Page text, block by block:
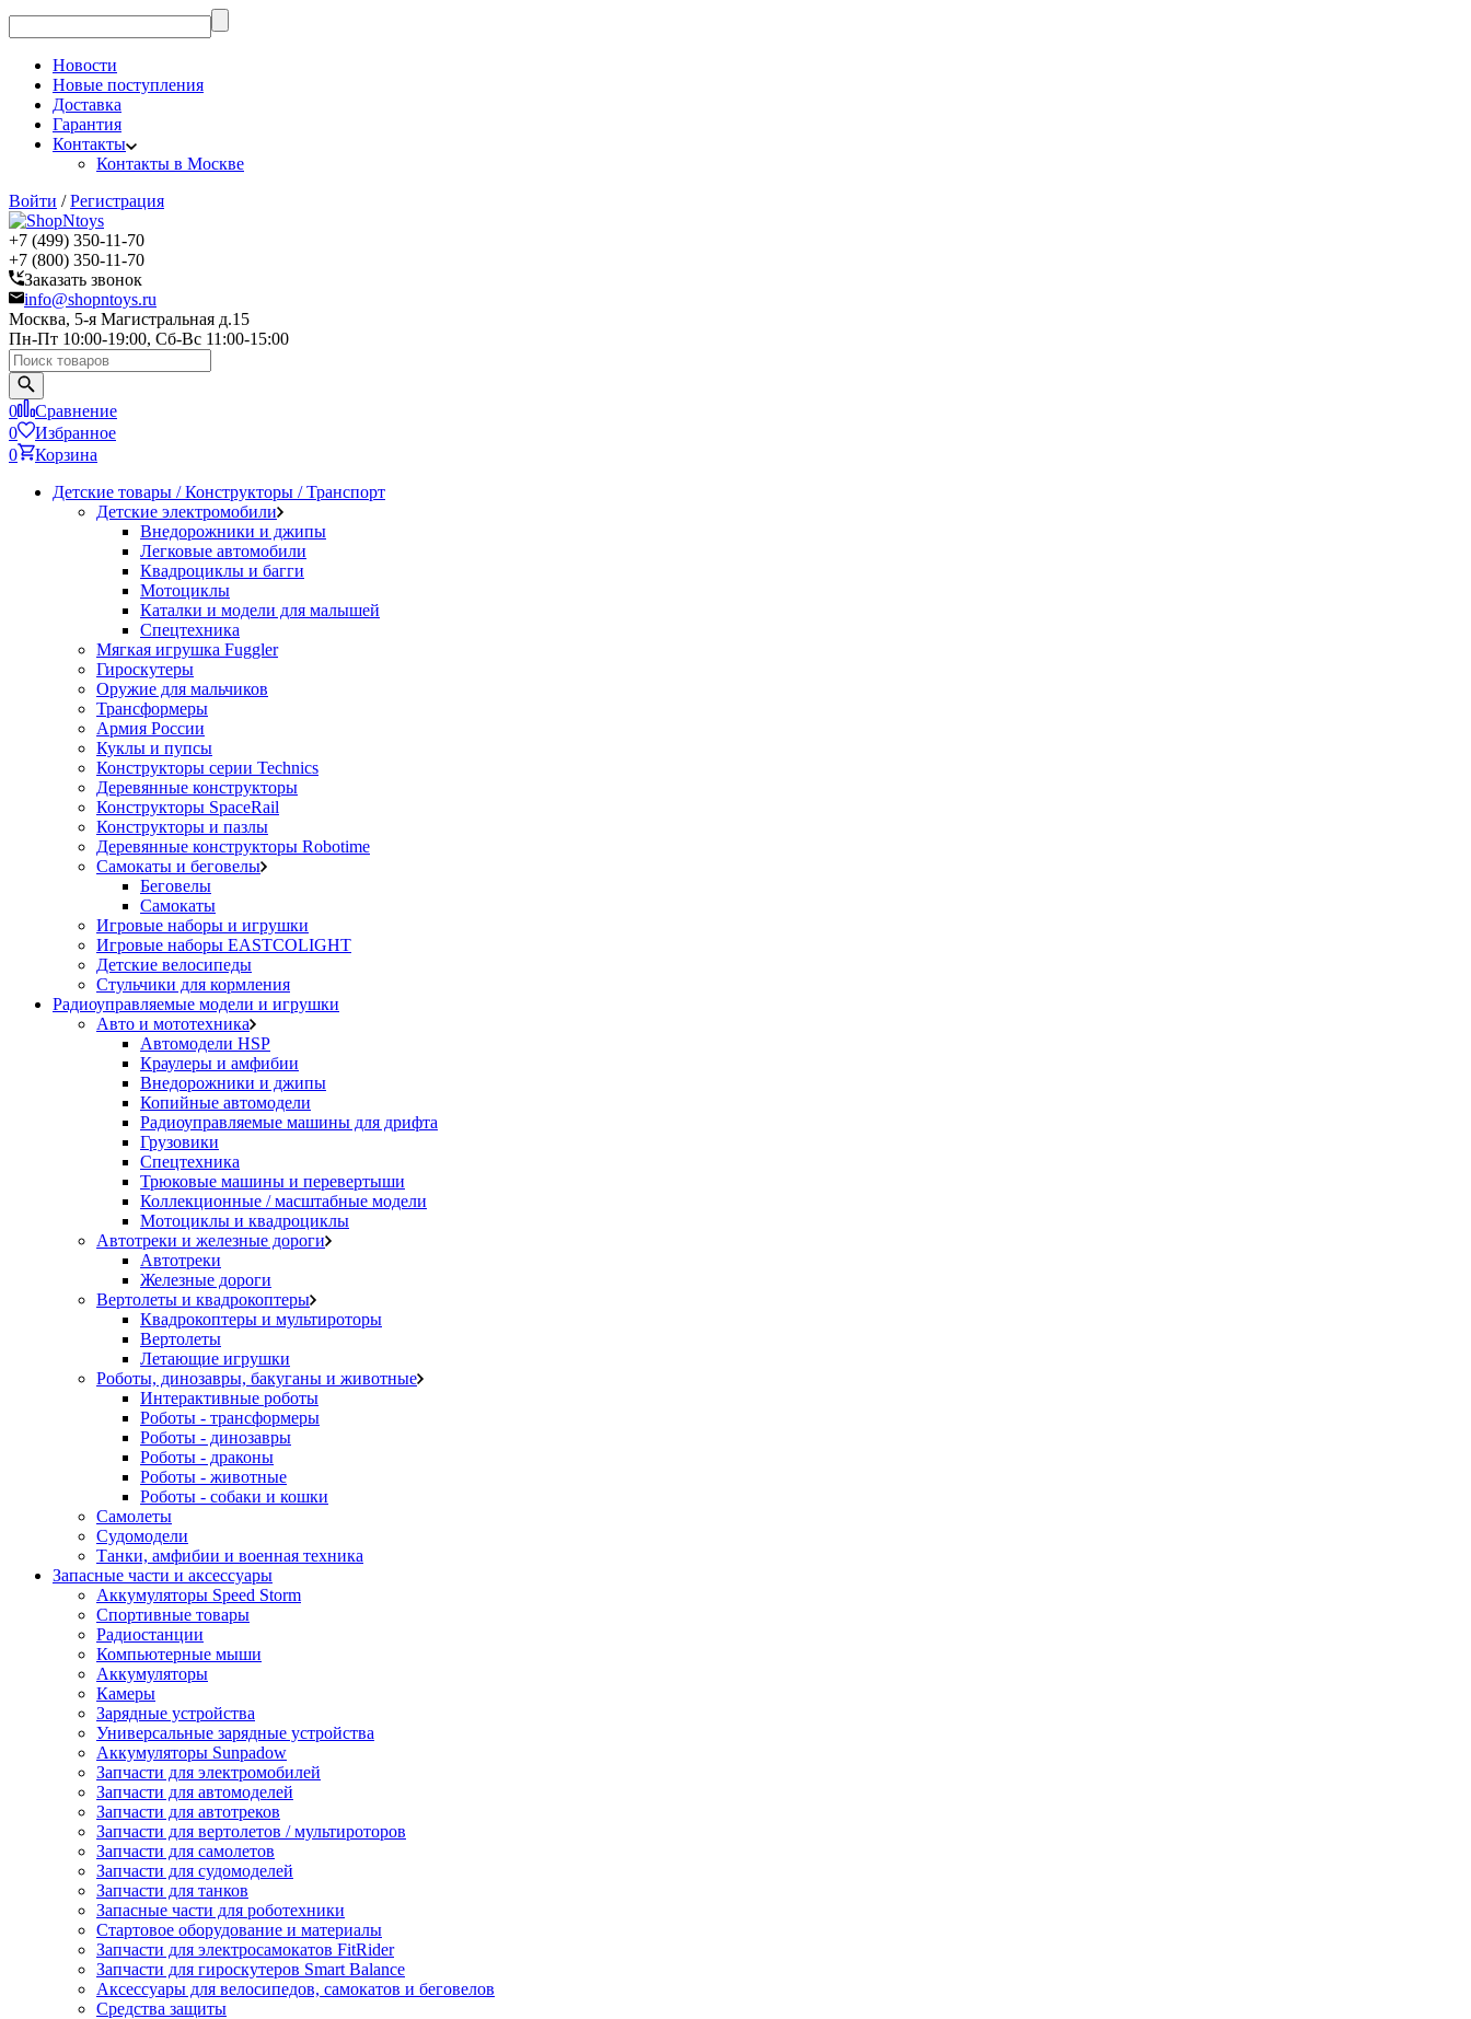
Новости
Новые поступления
Доставка
Гарантия
Контакты
Контакты в Москве
Войти /Регистрация
+7 (499) 350-11-70
+7 (800) 350-11-70
Заказать звонок
info@shopntoys.ru
Москва, 5-я Магистральная д.15
Пн-Пт 10:00-19:00, Сб-Вс 11:00-15:00
0
Сравнение
0
Избранное
0
Корзина
Детские товары / Конструкторы / Транспорт
Детские электромобили
Внедорожники и джипы
Легковые автомобили
Квадроциклы и багги
Мотоциклы
Каталки и модели для малышей
Спецтехника
Мягкая игрушка Fuggler
Гироскутеры
Оружие для мальчиков
Трансформеры
Армия России
Куклы и пупсы
Конструкторы серии Technics
Деревянные конструкторы
Конструкторы SpaceRail
Конструкторы и пазлы
Деревянные конструкторы Robotime
Самокаты и беговелы
Беговелы
Самокаты
Игровые наборы и игрушки
Игровые наборы EASTCOLIGHT
Детские велосипеды
Стульчики для кормления
Радиоуправляемые модели и игрушки
Авто и мототехника
Автомодели HSP
Краулеры и амфибии
Внедорожники и джипы
Копийные автомодели
Радиоуправляемые машины для дрифта
Грузовики
Спецтехника
Трюковые машины и перевертыши
Коллекционные / масштабные модели
Мотоциклы и квадроциклы
Автотреки и железные дороги
Автотреки
Железные дороги
Вертолеты и квадрокоптеры
Квадрокоптеры и мультироторы
Вертолеты
Летающие игрушки
Роботы, динозавры, бакуганы и животные
Интерактивные роботы
Роботы - трансформеры
Роботы - динозавры
Роботы - драконы
Роботы - животные
Роботы - собаки и кошки
Самолеты
Судомодели
Танки, амфибии и военная техника
Запасные части и аксессуары
Аккумуляторы Speed Storm
Спортивные товары
Радиостанции
Компьютерные мыши
Аккумуляторы
Камеры
Зарядные устройства
Универсальные зарядные устройства
Аккумуляторы Sunpadow
Запчасти для электромобилей
Запчасти для автомоделей
Запчасти для автотреков
Запчасти для вертолетов / мультироторов
Запчасти для самолетов
Запчасти для судомоделей
Запчасти для танков
Запасные части для роботехники
Стартовое оборудование и материалы
Запчасти для электросамокатов FitRider
Запчасти для гироскутеров Smart Balance
Аксессуары для велосипедов, самокатов и беговелов
Средства защиты